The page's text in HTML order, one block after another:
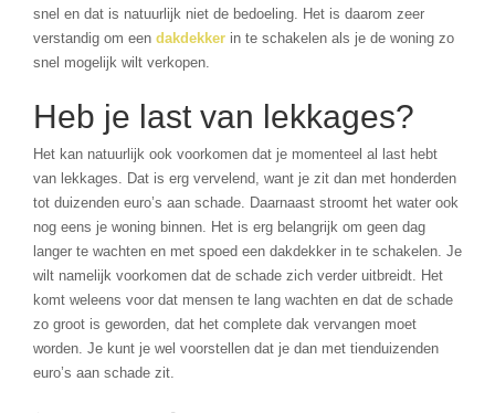
snel en dat is natuurlijk niet de bedoeling. Het is daarom zeer
verstandig om een dakdekker in te schakelen als je de woning zo
snel mogelijk wilt verkopen.
Heb je last van lekkages?
Het kan natuurlijk ook voorkomen dat je momenteel al last hebt
van lekkages. Dat is erg vervelend, want je zit dan met honderden
tot duizenden euro’s aan schade. Daarnaast stroomt het water ook
nog eens je woning binnen. Het is erg belangrijk om geen dag
langer te wachten en met spoed een dakdekker in te schakelen. Je
wilt namelijk voorkomen dat de schade zich verder uitbreidt. Het
komt weleens voor dat mensen te lang wachten en dat de schade
zo groot is geworden, dat het complete dak vervangen moet
worden. Je kunt je wel voorstellen dat je dan met tienduizenden
euro’s aan schade zit.